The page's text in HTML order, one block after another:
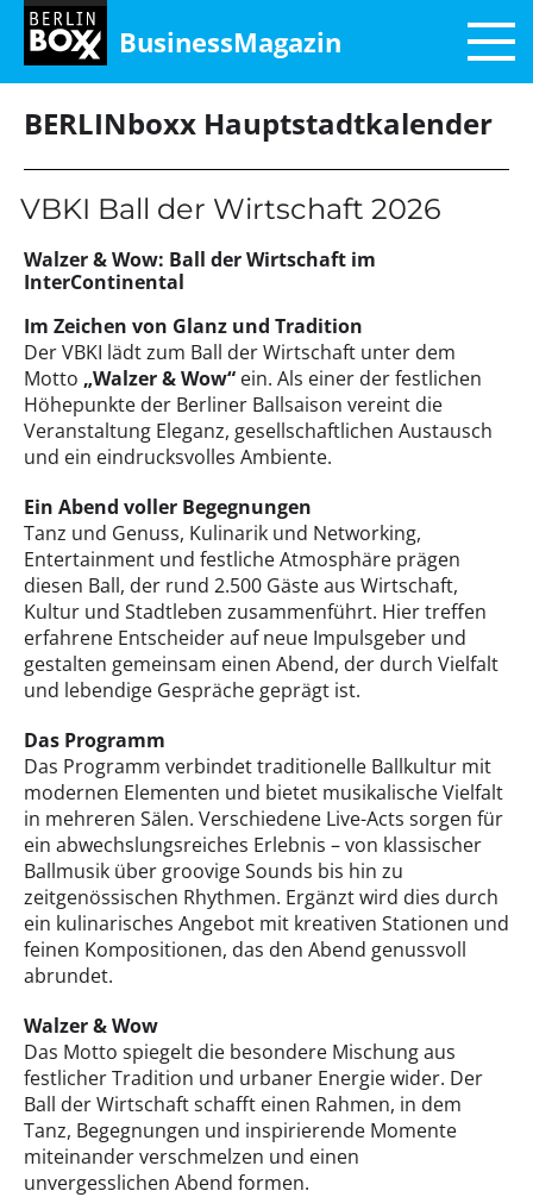
BusinessMagazin
BERLINboxx Hauptstadtkalender
VBKI Ball der Wirtschaft 2026
Walzer & Wow: Ball der Wirtschaft im
InterContinental
Im Zeichen von Glanz und Tradition
Der VBKI lädt zum Ball der Wirtschaft unter dem
Motto „Walzer & Wow“ ein. Als einer der festlichen
Höhepunkte der Berliner Ballsaison vereint die
Veranstaltung Eleganz, gesellschaftlichen Austausch
und ein eindrucksvolles Ambiente.
Ein Abend voller Begegnungen
Tanz und Genuss, Kulinarik und Networking,
Entertainment und festliche Atmosphäre prägen
diesen Ball, der rund 2.500 Gäste aus Wirtschaft,
Kultur und Stadtleben zusammenführt. Hier treffen
erfahrene Entscheider auf neue Impulsgeber und
gestalten gemeinsam einen Abend, der durch Vielfalt
und lebendige Gespräche geprägt ist.
Das Programm
Das Programm verbindet traditionelle Ballkultur mit
modernen Elementen und bietet musikalische Vielfalt
in mehreren Sälen. Verschiedene Live-Acts sorgen für
ein abwechslungsreiches Erlebnis – von klassischer
Ballmusik über groovige Sounds bis hin zu
zeitgenössischen Rhythmen. Ergänzt wird dies durch
ein kulinarisches Angebot mit kreativen Stationen und
feinen Kompositionen, das den Abend genussvoll
abrundet.
Walzer & Wow
Das Motto spiegelt die besondere Mischung aus
festlicher Tradition und urbaner Energie wider. Der
Ball der Wirtschaft schafft einen Rahmen, in dem
Tanz, Begegnungen und inspirierende Momente
miteinander verschmelzen und einen
unvergesslichen Abend formen.